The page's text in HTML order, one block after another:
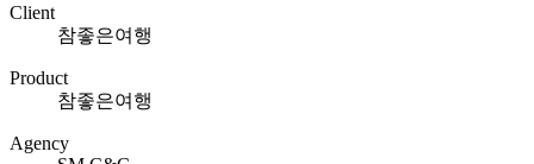
Client
참좋은여행
Product
참좋은여행
Agency